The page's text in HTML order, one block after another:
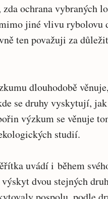
ochrana vybraných
jiné vlivu rybolovu
ten považuji za
dlouhodobě
se druhy vyskytují,
výzkum se věnuje
studií.
uvádí i během
dvou stejných